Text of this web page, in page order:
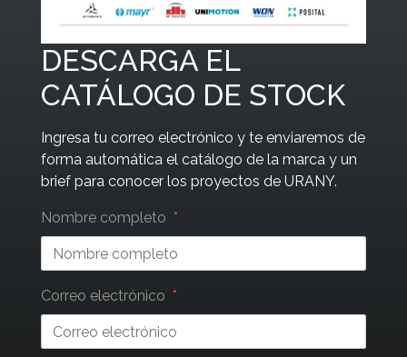
DESCARGA EL
CATÁLOGO DE STOCK
Ingresa tu correo electrónico y te enviaremos de
forma automática el catálogo de la marca y un
brief para conocer los proyectos de URANY.
Leave
this
field
Nombre completo
Correo electrónico